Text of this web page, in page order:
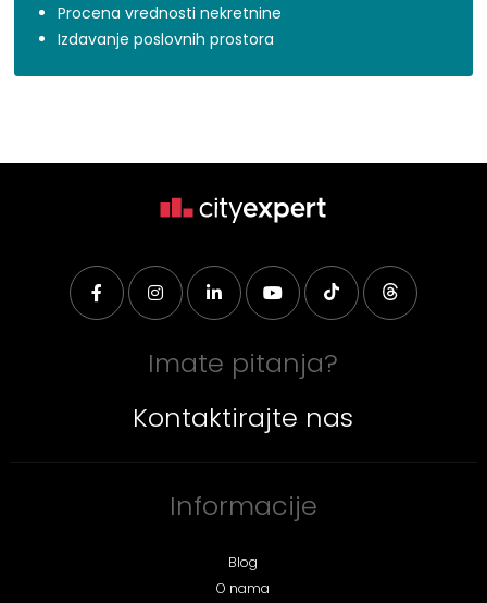
Procena vrednosti nekretnine
Izdavanje poslovnih prostora
Imate pitanja?
Kontaktirajte nas
Informacije
Blog
O nama